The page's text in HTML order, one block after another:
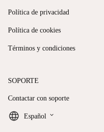
Política de privacidad
Política de cookies
Términos y condiciones
SOPORTE
Contactar con soporte
Español keyboard_arrow_down